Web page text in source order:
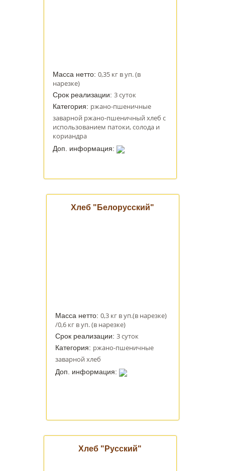
Масса нетто: 0,35 кг в уп. (в
нарезке)
Срок реализации: 3 суток
Категория: ржано-пшеничные
заварной ржано-пшеничный хлеб с
использованием патоки, солода и
кориандра
Доп. информация:
Хлеб "Белорусский"
Масса нетто: 0,3 кг в уп.(в нарезке)
/0,6 кг в уп. (в нарезке)
Срок реализации: 3 суток
Категория: ржано-пшеничные
заварной хлеб
Доп. информация:
Хлеб "Русский"